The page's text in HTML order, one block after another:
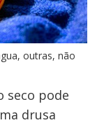
outras, não
seco pode
drusa